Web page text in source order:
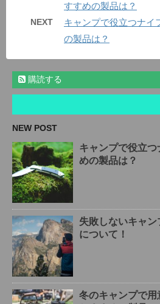
すすめの製品は？
NEXT
キャンプで役立つナイ
の製品は？
購読する
NEW POST
キャンプで役立
めの製品は？
失敗しないキャ
について！
冬のキャンプで用